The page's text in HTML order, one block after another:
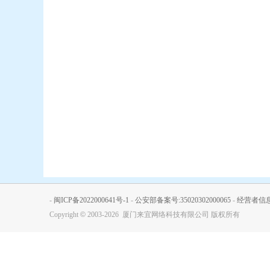
- 闽ICP备2022000641号-1 - 公安部备案号:35020302000065 - 经营者信
Copyright © 2003-2026 厦门来宜网络科技有限公司 版权所有